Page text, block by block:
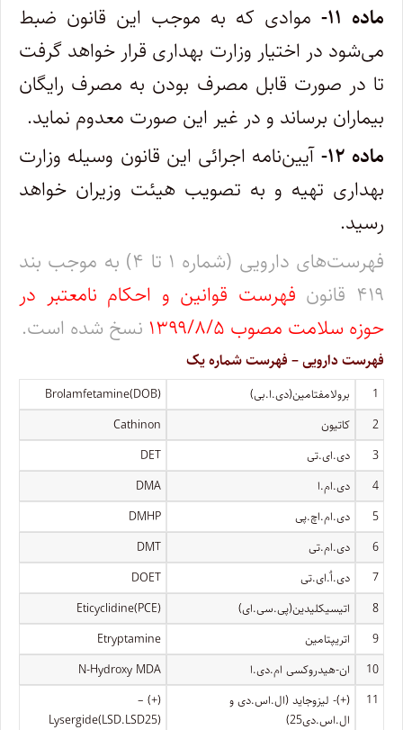
ماده ۱۱-
موادی که به موجب این قانون ضبط
می‌شود در اختیار وزارت بهداری قرار خواهد گرفت
تا در صورت قابل مصرف بودن به مصرف‌ رایگان
بیماران برساند و در غیر این صورت معدوم نماید. ‌
ماده ۱۲-
آیین‌نامه اجرائی این قانون وسیله وزارت
بهداری تهیه و به تصویب هیئت وزیران خواهد
رسید.
فهرست‌های دارویی (شماره ۱ تا ۴) به موجب بند
۴۱۹ قانون فهرست قوانین و احکام نامعتبر در
حوزه سلامت مصوب ۱۳۹۹/۸/۵
نسخ شده است.
فهرست دارویی – فهرست شماره یک
1 برولامفتامین(دی.ا.بی)
Brolamfetamine(DOB)
2
کاتیون
Cathinon
3
دی.ای.تی
DET
4
دی.ام.ا
DMA
5
دی.ام.اچ.پی
DMHP
6
دی.ام.تی
DMT
7
دی.اٌ.ای.تی
DOET
8
اتیسیکلیدین(پی.سی.ای)
Eticyclidine(PCE)
9
اتریپتامین
Etryptamine
10
ان-هیدروکسی ام.دی.ا
N-Hydroxy MDA
11
(+)- لیزوجاید (ال.اس.دی و
ال.اس.دی25)
(+) –
Lysergide(LSD.LSD25)